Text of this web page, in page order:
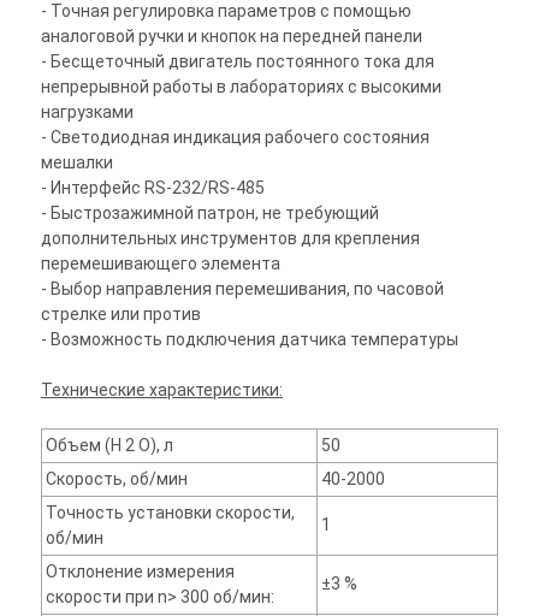
- Точная регулировка параметров с помощью
аналоговой ручки и кнопок на передней панели
- Бесщеточный двигатель постоянного тока для
непрерывной работы в лабораториях с высокими
нагрузками
- Светодиодная индикация рабочего состояния
мешалки
- Интерфейс RS-232/RS-485
- Быстрозажимной патрон, не требующий
дополнительных инструментов для крепления
перемешивающего элемента
- Выбор направления перемешивания, по часовой
стрелке или против
- Возможность подключения датчика температуры
Технические характеристики:
Объем (Н 2 О), л
50
Скорость, об/мин
40-2000
Точность установки скорости,
об/мин
1
Отклонение измерения
скорости при n> 300 об/мин:
±3 %